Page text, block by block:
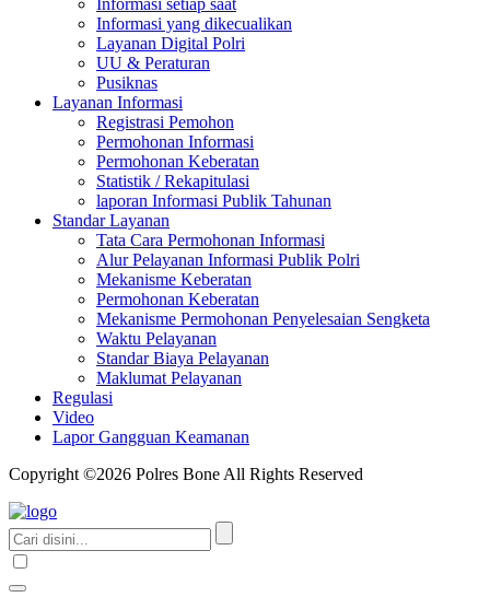
Informasi setiap saat
Informasi yang dikecualikan
Layanan Digital Polri
UU & Peraturan
Pusiknas
Layanan Informasi
Registrasi Pemohon
Permohonan Informasi
Permohonan Keberatan
Statistik / Rekapitulasi
laporan Informasi Publik Tahunan
Standar Layanan
Tata Cara Permohonan Informasi
Alur Pelayanan Informasi Publik Polri
Mekanisme Keberatan
Permohonan Keberatan
Mekanisme Permohonan Penyelesaian Sengketa
Waktu Pelayanan
Standar Biaya Pelayanan
Maklumat Pelayanan
Regulasi
Video
Lapor Gangguan Keamanan
Copyright ©2026 Polres Bone All Rights Reserved